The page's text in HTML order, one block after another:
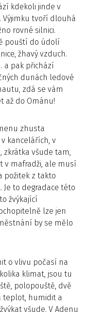
kdekoli jinde v
. Výjimku tvoří dlouhá
rovné silnici.
pouští do údolí
žhavý vzduch.
a pak přichází
dunách ledové
zdá se vám
až do Ománu!
zhusta
kancelářích, v
zkrátka všude tam,
v mafradži, ale musí
požitek z takto
to degradace této
žvýkající
lze jen
by se mělo
o vlivu počasí na
klimat, jsou tu
polopouště, dvě
teplot, humidit a
všude. V Adenu